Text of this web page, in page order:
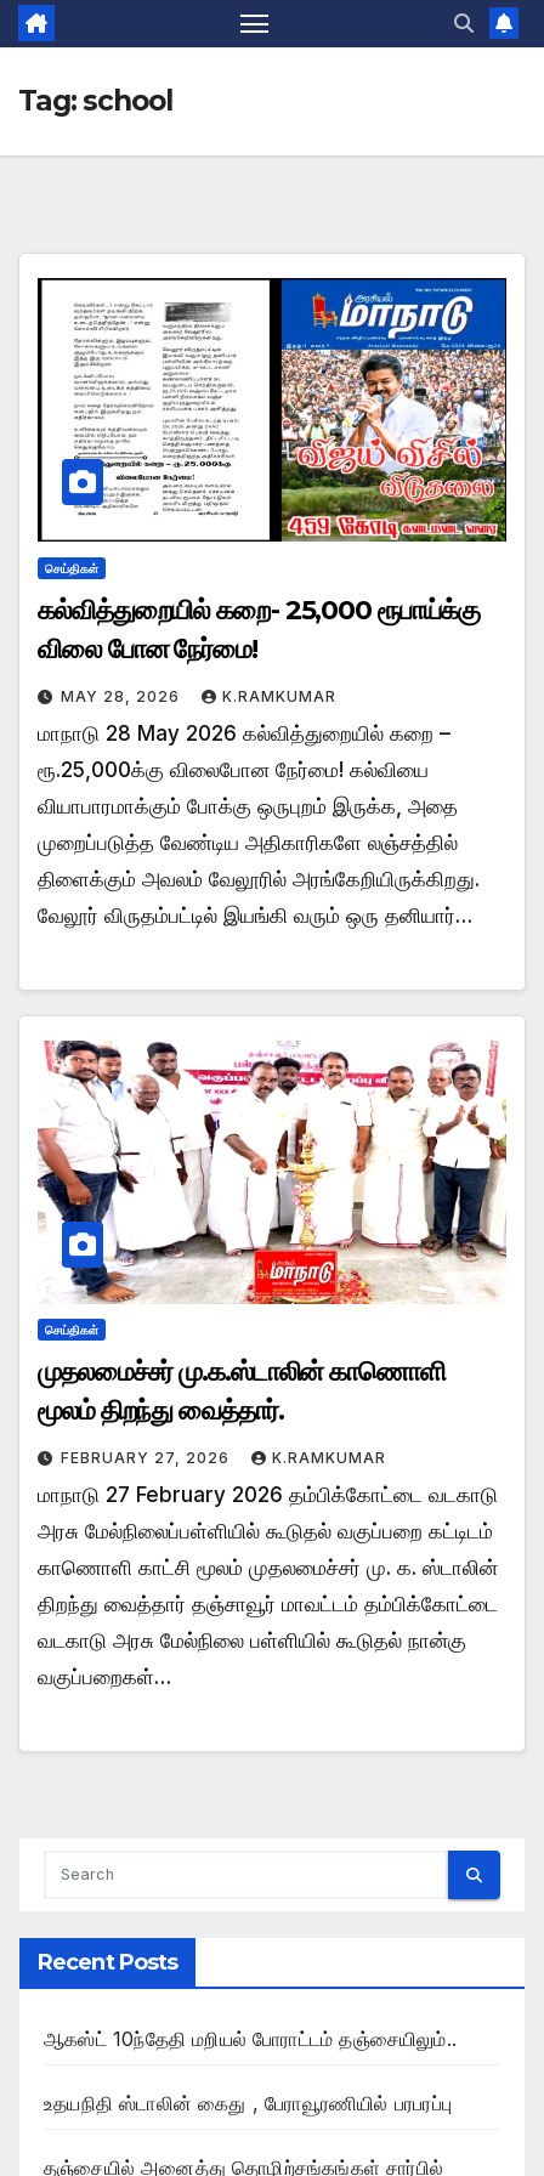
Tag:school
செய்திகள்
கல்வித்துறையில் கறை- 25,000 ரூபாய்க்கு
விலை போன நேர்மை!
MAY 28, 2026 K.RAMKUMAR
மாநாடு 28 May 2026 கல்வித்துறையில் கறை –
ரூ.25,000க்கு விலைபோன நேர்மை! கல்வியை
வியாபாரமாக்கும் போக்கு ஒருபுறம் இருக்க, அதை
முறைப்படுத்த வேண்டிய அதிகாரிகளே லஞ்சத்தில்
திளைக்கும் அவலம் வேலூரில் அரங்கேறியிருக்கிறது.
வேலூர் விருதம்பட்டில் இயங்கி வரும் ஒரு தனியார்…
செய்திகள்
முதலமைச்சர் மு.க.ஸ்டாலின் காணொளி
மூலம் திறந்து வைத்தார்.
FEBRUARY 27, 2026 K.RAMKUMAR
மாநாடு 27 February 2026 தம்பிக்கோட்டை வடகாடு
அரசு மேல்நிலைப்பள்ளியில் கூடுதல் வகுப்பறை கட்டிடம்
காணொளி காட்சி மூலம் முதலமைச்சர் மு. க. ஸ்டாலின்
திறந்து வைத்தார் தஞ்சாவூர் மாவட்டம் தம்பிக்கோட்டை
வடகாடு அரசு மேல்நிலை பள்ளியில் கூடுதல் நான்கு
வகுப்பறைகள்…
Recent Posts
ஆகஸ்ட் 10ந்தேதி மறியல் போராட்டம் தஞ்சையிலும்..
உதயநிதி ஸ்டாலின் கைது , பேராவூரணியில் பரபரப்பு
தஞ்சையில் அனைத்து தொழிற்சங்கங்கள் சார்பில்